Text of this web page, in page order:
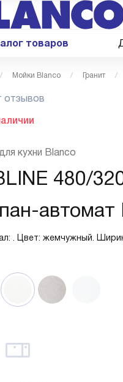
товаров
Мойки Blanco Гранит
отзывов
кухни Blanco
480/
автомат
. Цвет: жемчужный.